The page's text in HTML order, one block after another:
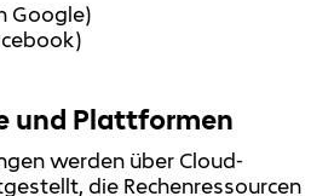
Google)
und Plattformen
werden über Cloud-
die Rechenressourcen